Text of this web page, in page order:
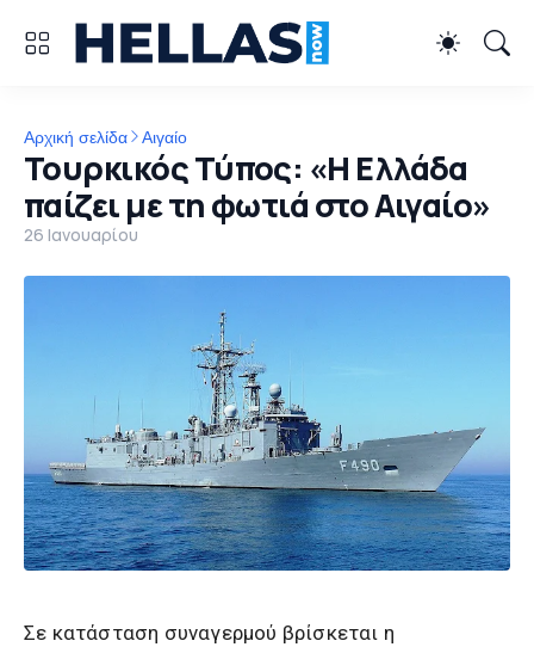
Αρχική σελίδα Αιγαίο
Τουρκικός Τύπος: «Η Ελλάδα
παίζει με τη φωτιά στο Αιγαίο»
26 Ιανουαρίου
Σε κατάσταση συναγερμού βρίσκεται η